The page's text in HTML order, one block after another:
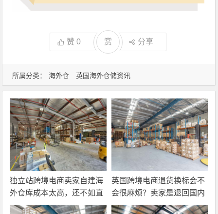
所属分类： 海外仓 英国海外仓储资讯
赞0 赏 分享
独立站跨境电商卖家自建海
外仓库成本太高，还不如直
接找第三方自营海外仓！
英国跨境电商退货换标会不
会很麻烦？卖家是退回国内
还是在海外直接处理？